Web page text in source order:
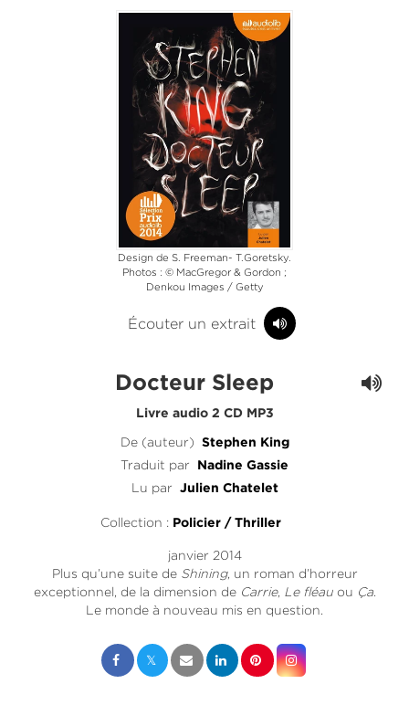
Design de S. Freeman- T.Goretsky.
Photos : © MacGregor & Gordon ;
Denkou Images / Getty
Écouter un extrait
Docteur Sleep
Livre audio 2 CD MP3
De (auteur) Stephen King
Traduit par Nadine Gassie
Lu par Julien Chatelet
Collection : Policier / Thriller
janvier 2014
Plus qu’une suite de Shining, un roman d’horreur
exceptionnel, de la dimension de Carrie, Le fléauou Ça.
Le monde à nouveau mis en question.